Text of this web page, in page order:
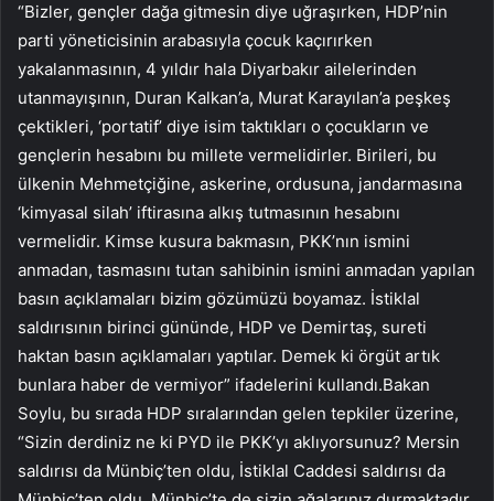
“Bizler, gençler dağa gitmesin diye uğraşırken, HDP’nin
parti yöneticisinin arabasıyla çocuk kaçırırken
yakalanmasının, 4 yıldır hala Diyarbakır ailelerinden
utanmayışının, Duran Kalkan’a, Murat Karayılan’a peşkeş
çektikleri, ‘portatif’ diye isim taktıkları o çocukların ve
gençlerin hesabını bu millete vermelidirler. Birileri, bu
ülkenin Mehmetçiğine, askerine, ordusuna, jandarmasına
‘kimyasal silah’ iftirasına alkış tutmasının hesabını
vermelidir. Kimse kusura bakmasın, PKK’nın ismini
anmadan, tasmasını tutan sahibinin ismini anmadan yapılan
basın açıklamaları bizim gözümüzü boyamaz. İstiklal
saldırısının birinci gününde, HDP ve Demirtaş, sureti
haktan basın açıklamaları yaptılar. Demek ki örgüt artık
bunlara haber de vermiyor” ifadelerini kullandı.Bakan
Soylu, bu sırada HDP sıralarından gelen tepkiler üzerine,
“Sizin derdiniz ne ki PYD ile PKK’yı aklıyorsunuz? Mersin
saldırısı da Münbiç’ten oldu, İstiklal Caddesi saldırısı da